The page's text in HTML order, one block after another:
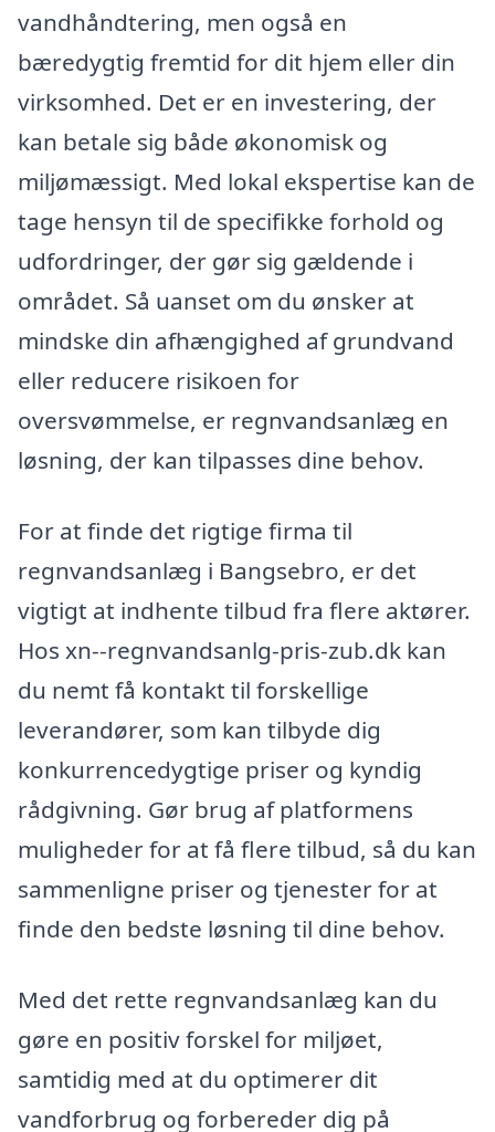
vandhåndtering, men også en
bæredygtig fremtid for dit hjem eller din
virksomhed. Det er en investering, der
kan betale sig både økonomisk og
miljømæssigt. Med lokal ekspertise kan de
tage hensyn til de specifikke forhold og
udfordringer, der gør sig gældende i
området. Så uanset om du ønsker at
mindske din afhængighed af grundvand
eller reducere risikoen for
oversvømmelse, er regnvandsanlæg en
løsning, der kan tilpasses dine behov.
For at finde det rigtige firma til
regnvandsanlæg i Bangsebro, er det
vigtigt at indhente tilbud fra flere aktører.
Hos xn--regnvandsanlg-pris-zub.dk kan
du nemt få kontakt til forskellige
leverandører, som kan tilbyde dig
konkurrencedygtige priser og kyndig
rådgivning. Gør brug af platformens
muligheder for at få flere tilbud, så du kan
sammenligne priser og tjenester for at
finde den bedste løsning til dine behov.
Med det rette regnvandsanlæg kan du
gøre en positiv forskel for miljøet,
samtidig med at du optimerer dit
vandforbrug og forbereder dig på